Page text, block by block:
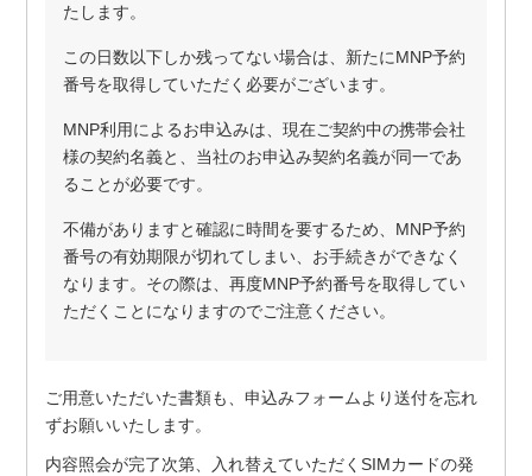
たします。
この日数以下しか残ってない場合は、新たにMNP予約
番号を取得していただく必要がございます。
MNP利用によるお申込みは、現在ご契約中の携帯会社
様の契約名義と、当社のお申込み契約名義が同一であ
ることが必要です。
不備がありますと確認に時間を要するため、MNP予約
番号の有効期限が切れてしまい、お手続きができなく
なります。その際は、再度MNP予約番号を取得してい
ただくことになりますのでご注意ください。
ご用意いただいた書類も、申込みフォームより送付を忘れ
ずお願いいたします。
内容照会が完了次第、入れ替えていただくSIMカードの発